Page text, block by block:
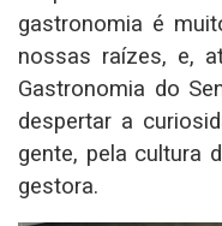
gastronomia é
nossas raízes, e,
Gastronomia do
despertar a
gente, pela cultura
gestora.